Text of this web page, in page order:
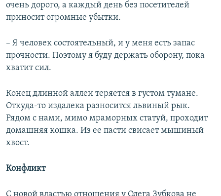
очень дорого, а каждый день без посетителей
приносит огромные убытки.
– Я человек состоятельный, и у меня есть запас
прочности. Поэтому я буду держать оборону, пока
хватит сил.
Конец длинной аллеи теряется в густом тумане.
Откуда-то издалека разносится львиный рык.
Рядом с нами, мимо мраморных статуй, проходит
домашняя кошка. Из ее пасти свисает мышиный
хвост.
Конфликт